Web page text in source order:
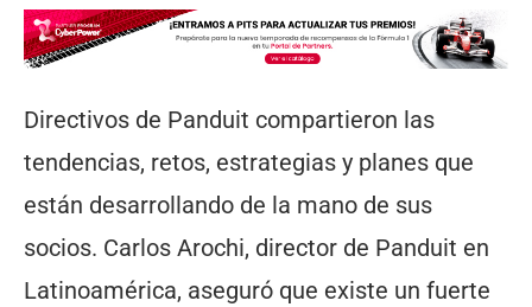
Directivos de Panduit compartieron las
tendencias, retos, estrategias y planes que
están desarrollando de la mano de sus
socios. Carlos Arochi, director de Panduit en
Latinoamérica, aseguró que existe un fuerte